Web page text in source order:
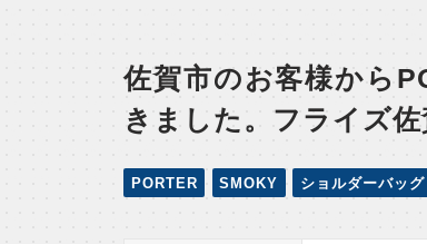
佐賀市のお客様から
きました。フライズ佐
PORTER SMOKY ショルダーバッグ